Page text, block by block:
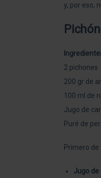
y, por eso,
2 pichones
200 gr de
100 ml de
Jugo de
Puré de
Primero
Jugo de